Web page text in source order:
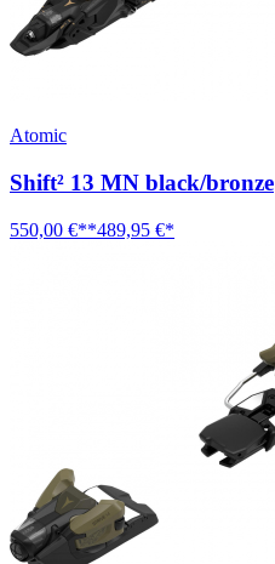
Atomic
Shift² 13 MN black/bronze
550,00 €**489,95 €*